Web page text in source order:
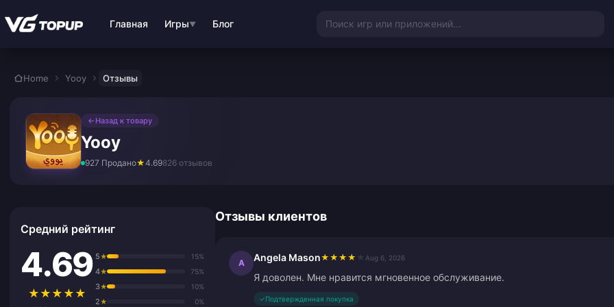
Главная Игры▼ Блог Поиск игр или приложений...
Home Yooy Отзывы
← Назад к товару
Yooy
927 Продано★4.69826 отзывов
Средний рейтинг
4.69
★ ★ ★ ★ ★
5★ 15%
4★ 75%
3★ 10%
2★ 0%
Отзывы клиентов
A Angela Mason★ ★ ★ ★ Aug 6, 2026
Я доволен. Мне нравится мгновенное обслуживание.
✓Подтвержденная покупка